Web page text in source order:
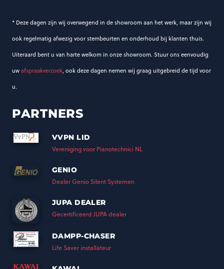
* Deze dagen zijn wij overwegend in de showroom aan het werk, maar zijn wij
ook regelmatig afwezig voor stembeurten en onderhoud bij klanten thuis.
Uiteraard bent u van harte welkom in onze showroom. Stuur ons eenvoudig
uwafspraakverzoek, ook deze dagen nemen wij graag uitgebreid de tijd voor
u.
PARTNERS
VVPN LID
Vereniging voor Pianotechnici NL
GENIO
Dealer Genio Silent Systemen
JUPA DEALER
Gecertificeerd JUPA dealer
DAMPP-CHASER
Life Saver installateur